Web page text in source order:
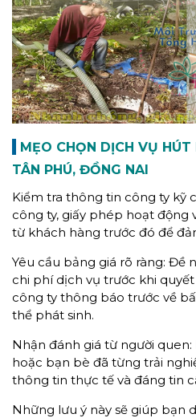
MẸO CHỌN DỊCH VỤ
TÂN PHÚ, ĐỒNG NAI
Kiểm tra thông tin công ty kỹ
công ty, giấy phép hoạt động
từ khách hàng trước đó để
Yêu cầu bảng giá rõ ràng: Đề
chi phí dịch vụ trước khi
công ty thông báo trước về
thể phát sinh.
Nhận đánh giá từ người
hoặc bạn bè đã từng trải
thông tin thực tế và đáng tin
Những lưu ý này sẽ giúp bạn